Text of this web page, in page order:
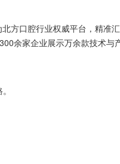
方口腔行业权威平台，精准
余家企业展示万余款技术与